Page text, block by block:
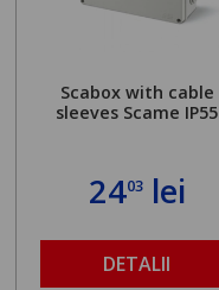
Scabox with cable
sleeves Scame IP55
2403lei
DETALII